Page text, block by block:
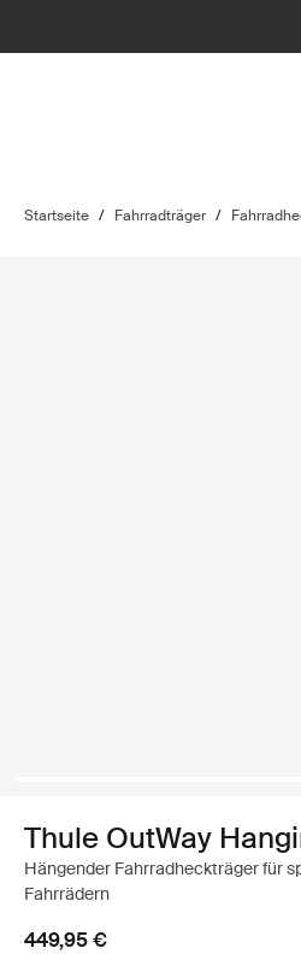
Startseite / Fahrradträger /
Thule OutWay
Hängender Fahrradheckträger für
Fahrrädern
449,95 €